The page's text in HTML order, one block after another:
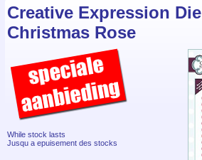
Creative Expression Die
Christmas Rose
While stock lasts
Jusqu a epuisement des stocks